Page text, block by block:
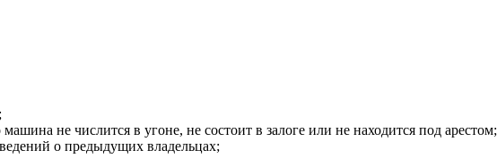
не числится в угоне, не состоит в залоге или не находится под арестом;
о предыдущих владельцах;